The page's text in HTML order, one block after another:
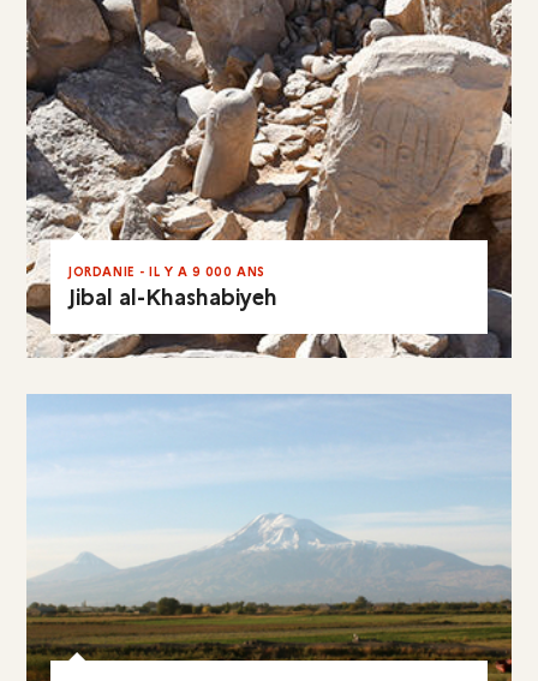
Jibal al-Khashabiyeh
JORDANIE - IL Y A 9 000 ANS
EN RÉSUMÉ